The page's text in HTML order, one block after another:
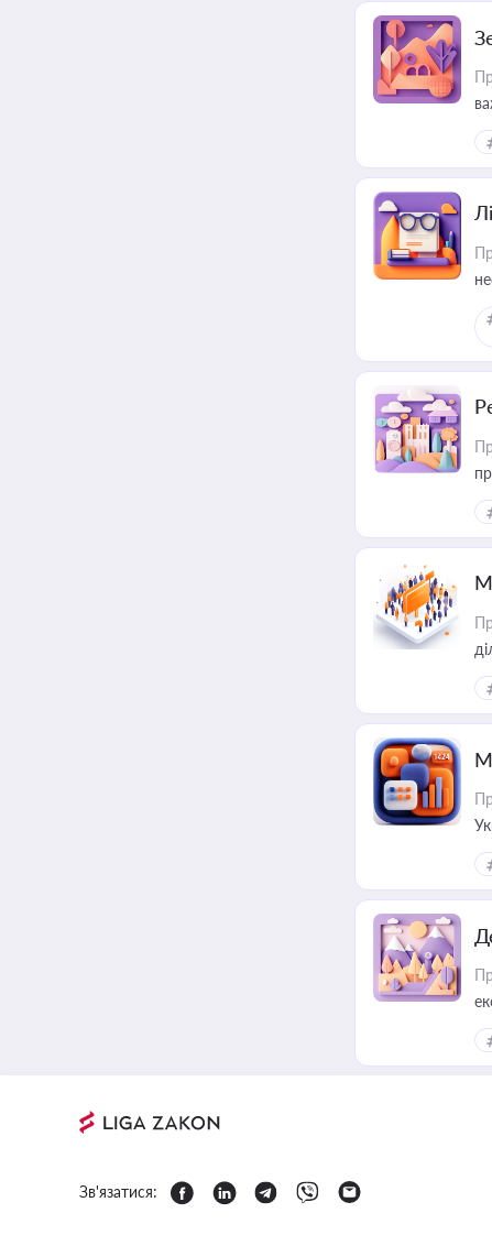
Зв'язатися: